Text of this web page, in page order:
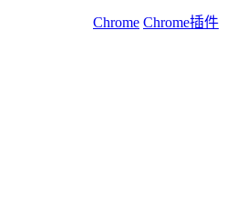
Chrome Chrome插件